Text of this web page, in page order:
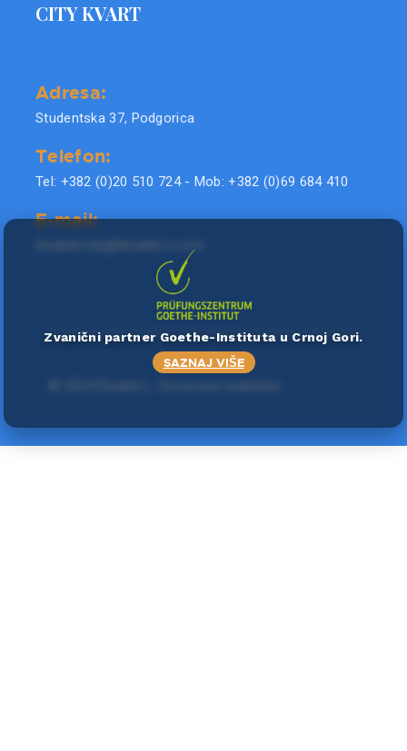
CITY KVART
Adresa:
Studentska 37, Podgorica
Telefon:
Tel: +382 (0)20 510 724 - Mob: +382 (0)69 684 410
E-mail:
Zvanični partner Goethe-Instituta u Crnoj Gori.
SAZNAJ VIŠE